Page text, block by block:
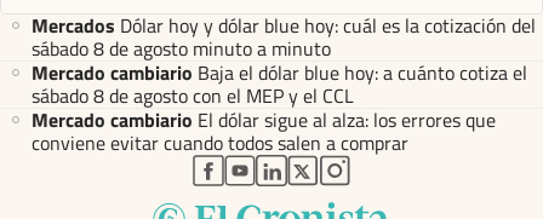
Mercados Dólar hoy y dólar blue hoy: cuál es la cotización del
sábado 8 de agosto minuto a minuto
Mercado cambiario Baja el dólar blue hoy: a cuánto cotiza el
sábado 8 de agosto con el MEP y el CCL
Mercado cambiario El dólar sigue al alza: los errores que
conviene evitar cuando todos salen a comprar
abre en nueva pestaña
abre en nueva pestaña
abre en nueva pestaña
abre en nueva pestaña
abre en nueva pestaña